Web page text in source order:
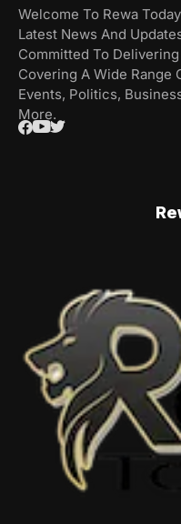
Welcome To Rewa
Latest News And
Committed To
Covering A Wide Range
Events, Politics,
More.